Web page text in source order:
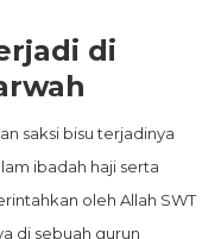
di
saksi bisu terjadinya
ibadah haji serta
oleh Allah SWT
di sebuah gurun